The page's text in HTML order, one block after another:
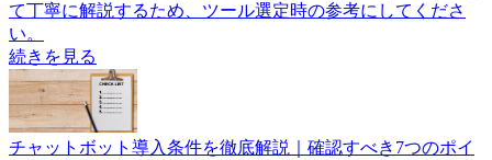
て丁寧に解説するため、ツール選定時の参考にしてくださ
い。
続きを見る
チャットボット導入条件を徹底解説｜確認すべき7つのポイ